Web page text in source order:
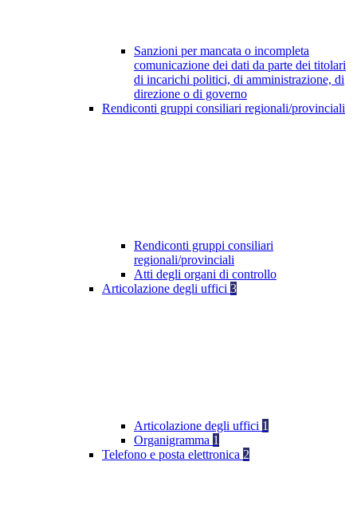
Sanzioni per mancata o incompleta
comunicazione dei dati da parte dei titolari
di incarichi politici, di amministrazione, di
direzione o di governo
Rendiconti gruppi consiliari regionali/provinciali
Rendiconti gruppi consiliari
regionali/provinciali
Atti degli organi di controllo
Articolazione degli uffici 3
Articolazione degli uffici 1
Organigramma 1
Telefono e posta elettronica 2